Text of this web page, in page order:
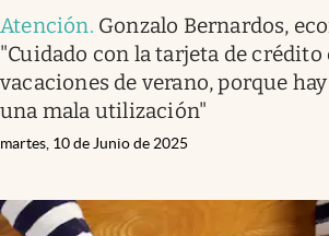
Atención. Gonzalo Bernardos,
"Cuidado con la tarjeta de crédito
vacaciones de verano, porque
una mala utilización"
martes, 10 de Junio de 2025